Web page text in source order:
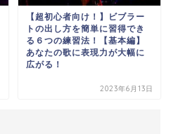
【超初心者向け！】ビブラー
トの出し方を簡単に習得でき
る６つの練習法！【基本編】
あなたの歌に表現力が大幅に
広がる！
2023年6月13日